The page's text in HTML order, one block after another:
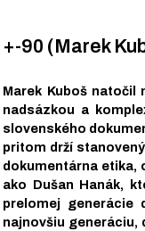
+-90 (Marek
Marek Kuboš natočil
nadsázkou a
slovenského
pritom drží
dokumentárna etika,
ako Dušan Hanák,
prelomej generácie
najnovšiu generáciu,